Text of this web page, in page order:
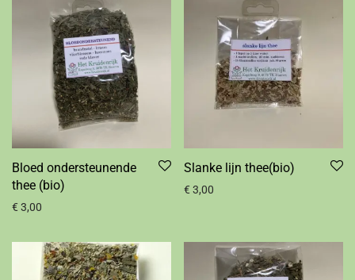
Bloed ondersteunende
thee (bio)
€ 3,00
Slanke lijn thee(bio)
€ 3,00